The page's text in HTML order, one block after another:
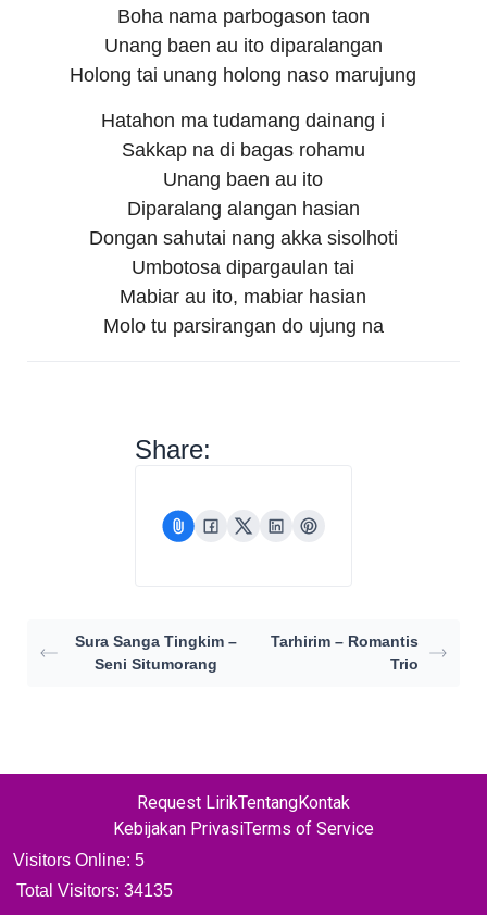
Boha nama parbogason taon
Unang baen au ito diparalangan
Holong tai unang holong naso marujung
Hatahon ma tudamang dainang i
Sakkap na di bagas rohamu
Unang baen au ito
Diparalang alangan hasian
Dongan sahutai nang akka sisolhoti
Umbotosa dipargaulan tai
Mabiar au ito, mabiar hasian
Molo tu parsirangan do ujung na
Share:
Sura Sanga Tingkim –
Seni Situmorang
Tarhirim – Romantis
Trio
Request LirikTentangKontak
Kebijakan PrivasiTerms of Service
Visitors Online: 5
Total Visitors: 34135